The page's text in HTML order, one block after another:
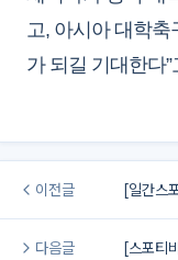
고, 아시아 대학
가 되길 기대한다
이전글
다음글